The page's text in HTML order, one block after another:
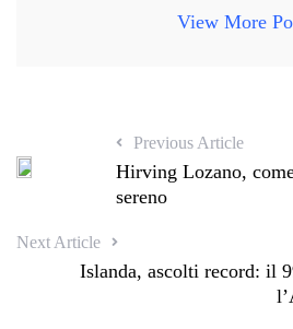
View More
Previous Article
Hirving Lozano,
sereno
Next Article
Islanda, ascolti record: il